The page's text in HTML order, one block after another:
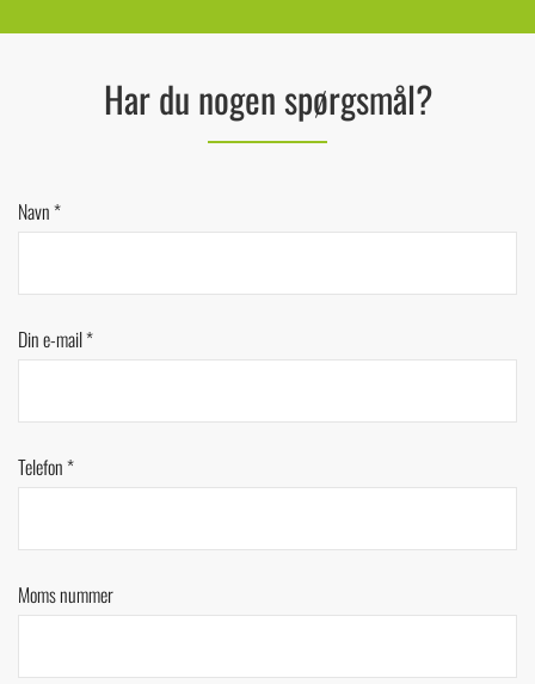
Har du nogen spørgsmål?
Navn *
Din e-mail *
Telefon *
Moms nummer